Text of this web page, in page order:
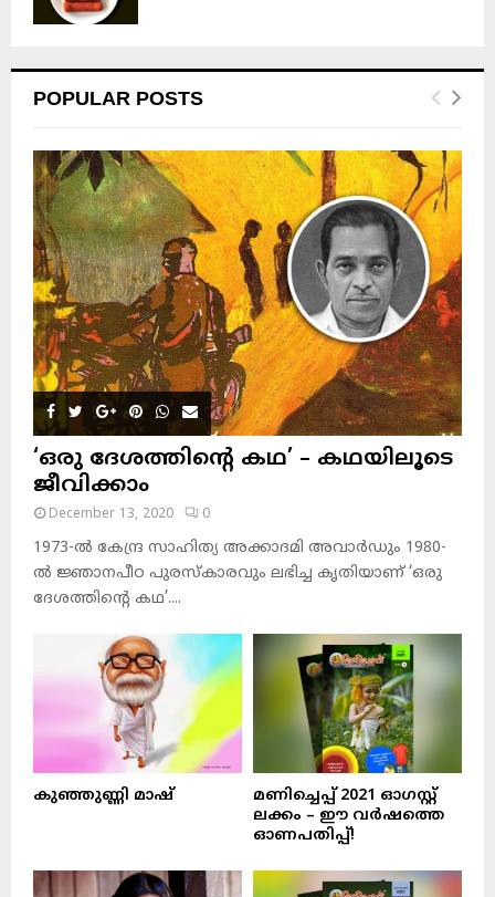
POPULAR POSTS
‘ഒരു ദേശത്തിന്റെ കഥ’ – കഥയിലൂടെ
ജീവിക്കാം
December 13, 2020 0
1973-ല്‍ കേന്ദ്ര സാഹിത്യ അക്കാദമി അവാര്‍ഡും 1980-
ല്‍ ജ്ഞാനപീഠ പുരസ്‌കാരവും ലഭിച്ച കൃതിയാണ് ‘ഒരു
ദേശത്തിന്റെ കഥ’....
കുഞ്ഞുണ്ണി മാഷ്‌
മണിച്ചെപ്പ് 2021 ഓഗസ്റ്റ്
ലക്കം – ഈ വർഷത്തെ
ഓണപതിപ്പ്!